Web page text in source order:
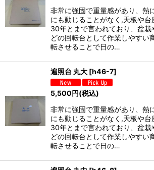
非常に強固で重量感があり、熱
にも動じることがなく,天板や台
30年とまで言われており、盆栽
どの回転台として作業しやすい
転させることで日の…
遍照台 丸大 [h46-7]
5,500円(税込)
非常に強固で重量感があり、熱
にも動じることがなく,天板や台
30年とまで言われており、盆栽
どの回転台として作業しやすい
転させることで日の…